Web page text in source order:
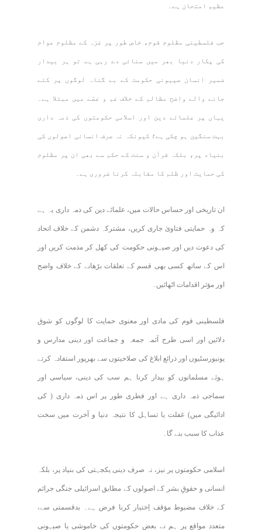
عظیم امتحان ہے۔
جب فلسطینی مظلوم قوم، خاص طور پر غزہ کے مظلوم عوام
کی پکار دنیا بھر میں سنائی دے رہی ہے تو ہر بیدار
ضمیر انسان صیہونی حکومت کے بے گناہ لوگوں پر کئے
جانے والے واضح مظالم کے خلاف غم و غصّے میں مبتلا ہے۔
یہاں پر علمائے دین اور اسلامی حکومتوں کی ذمہ داری
بہت سنگین ہو چکی ہے؛ کیونکہ نہ صرف انسانی اصولوں کی
بنیاد پر، بلکہ قرآن و سنت کے حکم سے بھی ان پر مظلوم
کی حمایت اور ظلم کا مقابلہ کرنا ضروری ہے۔
ان تاریخی اور حساس حالات میں، علمائے دین کی ذمہ داری یہ ہے
کہ وہ حمایتی فتاویٰ جاری کریں، مشترکہ دشمن کے خلاف اتحاد
کی دعوت دیں اور صیہونی حکومت کی کھل کر مذمت کریں اور
اس کے ساتھ کسی بھی قسم کے تعلقات بڑھانے کے خلاف واضح
اور مؤثر اقدامات اٹھائیں۔
فلسطینی قوم کی مادی اور معنوی حمایت کا لوگوں کو شوق
دلائیں اور اسی طرح آئمہ جمعہ و جماعت اور دینی مدارس و
یونیورسٹیوں اور ذرائع ابلاغ کی صلاحیتوں سے بھرپور استفادہ کرتے
ہوئے مسلمانوں کو بیدار کرنا ہم سب کی دینی، سیاسی اور
سماجی ذمہ داری ہے اور فطری طور پر اس ذمہ داری ( کی
ادائیگی میں) غفلت یا تساہل کا نتیجہ دنیا و آخرت میں سخت
عذاب کا سبب بنے گا۔
اسلامی حکومتوں پر نیز، نہ صرف دینی یکجہتی کی بنیاد پر، بلکہ
انسانی و حقوقِ بشر کے اصولوں کے مطابق اسرائیلی جنگی جرائم
کے خلاف مضبوط مؤقف اِختیار کرنا فرض ہے۔ بدقسمتی سے،
متعدد مواقع پر ہم نے بعض حکومتوں کی خاموشی یا صیہونی